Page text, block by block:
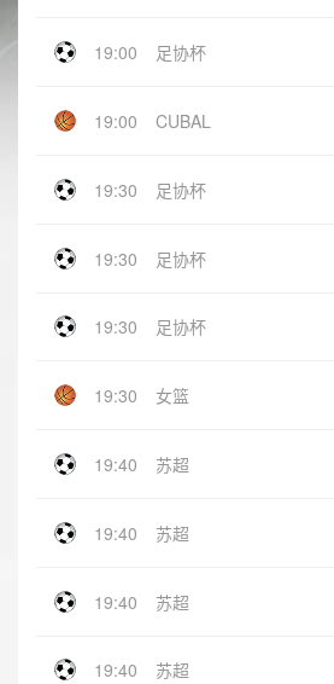
19:00 足协杯
19:00 CUBAL
19:30 足协杯
19:30 足协杯
19:30 足协杯
19:30 女篮
19:40 苏超
19:40 苏超
19:40 苏超
19:40 苏超